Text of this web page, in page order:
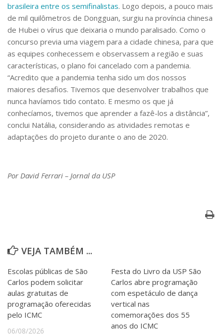
brasileira entre os semifinalistas. Logo depois, a pouco mais
de mil quilômetros de Dongguan, surgiu na província chinesa
de Hubei o vírus que deixaria o mundo paralisado. Como o
concurso previa uma viagem para a cidade chinesa, para que
as equipes conhecessem e observassem a região e suas
características, o plano foi cancelado com a pandemia.
“Acredito que a pandemia tenha sido um dos nossos
maiores desafios. Tivemos que desenvolver trabalhos que
nunca havíamos tido contato. E mesmo os que já
conhecíamos, tivemos que aprender a fazê-los a distância”,
conclui Natália, considerando as atividades remotas e
adaptações do projeto durante o ano de 2020.
Por David Ferrari – Jornal da USP
VEJA TAMBÉM ...
Escolas públicas de São
Carlos podem solicitar
aulas gratuitas de
programação oferecidas
pelo ICMC
06/08/2026
Festa do Livro da USP São
Carlos abre programação
com espetáculo de dança
vertical nas
comemorações dos 55
anos do ICMC